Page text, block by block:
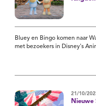
Bluey en Bingo komen naar
met bezoekers in Disney's
21/10/
Nieuwe